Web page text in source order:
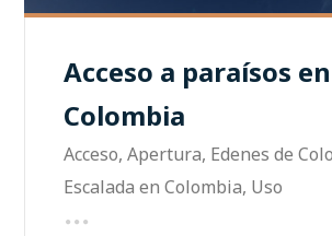
Acceso a paraísos en
Colombia
Acceso,Apertura, Edenes de
Escalada en Colombia, Uso